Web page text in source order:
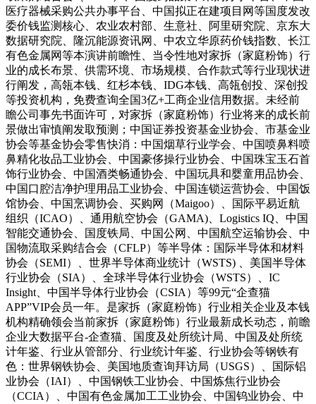
医疗器械采购公共办事平台、中国拟正在建项目网等国度发改
委价钱监测核心、农业农村部、生意社、阿里研究院、京东大
数据研究院、隆沉能源资讯网、中农立华原药价钱指数、长江
有色金属网等本演讲前瞻性、当令性地对家拆（家庭粉饰）行
业的成长布景、供需环境、市场规模、合作款式等行业现状进
行阐发，高瓴本钱、红杉本钱、IDG本钱、高瓴创投、深创投
等投资机构，免费查询全国3亿+工商企业信用数据。未经前
瞻公司事先书面许可，对家拆（家庭粉饰）行业将来的成长前
景做出审慎阐发取预测；中国证券投资基金业协会、市基金业
协会等基金协会零售快消：中国烟草行业学会、中国喷鼻料喷
鼻精化妆品工业协会、中国豪侈操行业协会、中国珠宝玉石首
饰行业协会、中国酒类畅通协会、中国玩具和婴童用品协会、
中国口腔洁净护理用品工业协会、中国连锁运营协会、中国饭
馆协会、中国烹调协会、买购网（Maigoo）、国际平易近航
组织（ICAO）、通用航空协会（GAMA)、Logistics IQ、中国
智能交通协会、国度铁局、中国公网、中国航空运输协会、中
国物流取采购结合会（CFLP）等半导体：国际半导体和材料
协会（SEMI）、世界半导体商业统计（WSTS) 、美国半导体
行业协会（SIA）、全球半导体行业协会（WSTS）、IC
Insight、中国半导体行业协会（CSIA）等99元“企查猫
APP”VIP会员一年。是家拆（家庭粉饰）行业相关企业及本钱
机构精确领会当前家拆（家庭粉饰）行业最新成长动态，前瞻
企业大数据平台-企查猫、国度及处所统计局、中国及处所统
计年鉴、行业从管部分、行业统计年鉴、行业协会等钢铁有
色：世界钢铁协会、美国地质查询拜访局（USGS）、国际铝
业协会（IAI）、中国钢铁工业协会、中国炼焦行业协会
（CCIA）、中国有色金属加工工业协会、中国钨业协会、中